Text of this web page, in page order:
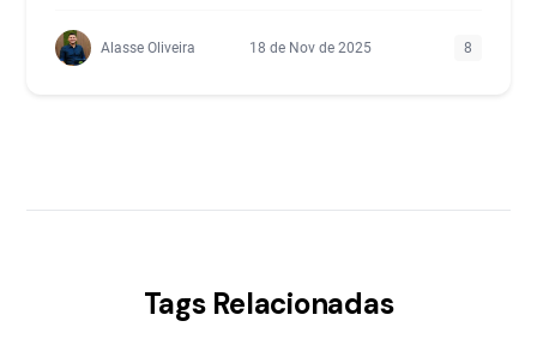
Alasse Oliveira 18 de Nov de 2025 8
Tags Relacionadas